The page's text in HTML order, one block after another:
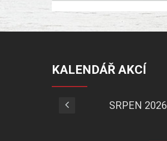
KALENDÁŘ AKCÍ
SRPEN 2026